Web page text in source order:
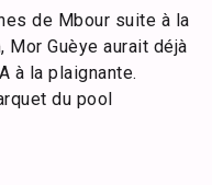
de Mbour suite à la
Guèye aurait déjà
à la plaignante.
du pool